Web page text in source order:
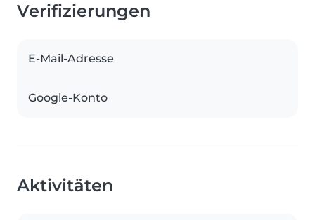
Verifizierungen
E-Mail-Adresse
Google-Konto
Aktivitäten